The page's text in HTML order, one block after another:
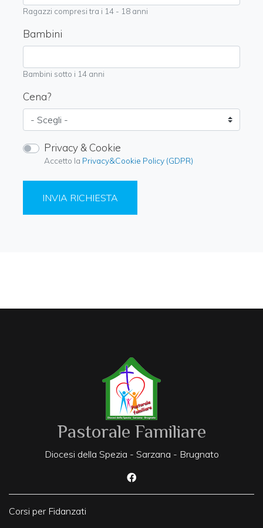
Ragazzi compresi tra i 14 - 18 anni
Bambini
Bambini sotto i 14 anni
Cena?
Privacy & Cookie
Accetto la Privacy&Cookie Policy (GDPR)
INVIA RICHIESTA
Pastorale Familiare
Diocesi della Spezia - Sarzana - Brugnato
Corsi per Fidanzati